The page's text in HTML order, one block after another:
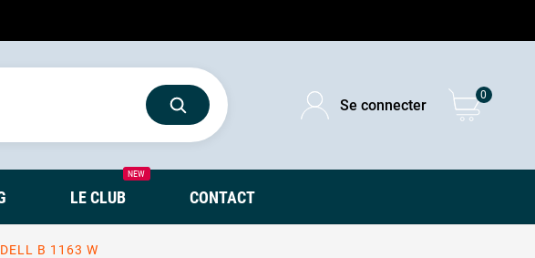
Se connecter
0
LE CLUB
NEW
CONTACT
DELL B 1163 W